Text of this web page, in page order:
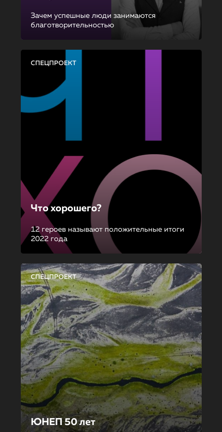
Зачем успешные люди занимаются
благотворительностью
СПЕЦПРОЕКТ
Что хорошего?
12 героев называют положительные итоги
2022 года
СПЕЦПРОЕКТ
ЮНЕП 50 лет